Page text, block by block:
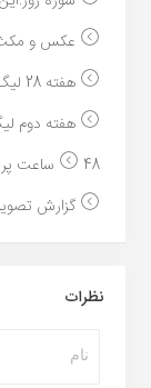
عکس و
هفته 28 لیگ برتر و قضاوت دو داور بوشهری در اصفهان...
هفته دوم
48 ساعت پرماجرای فردوسی پور در بوشهر...
گزارش
نظرات